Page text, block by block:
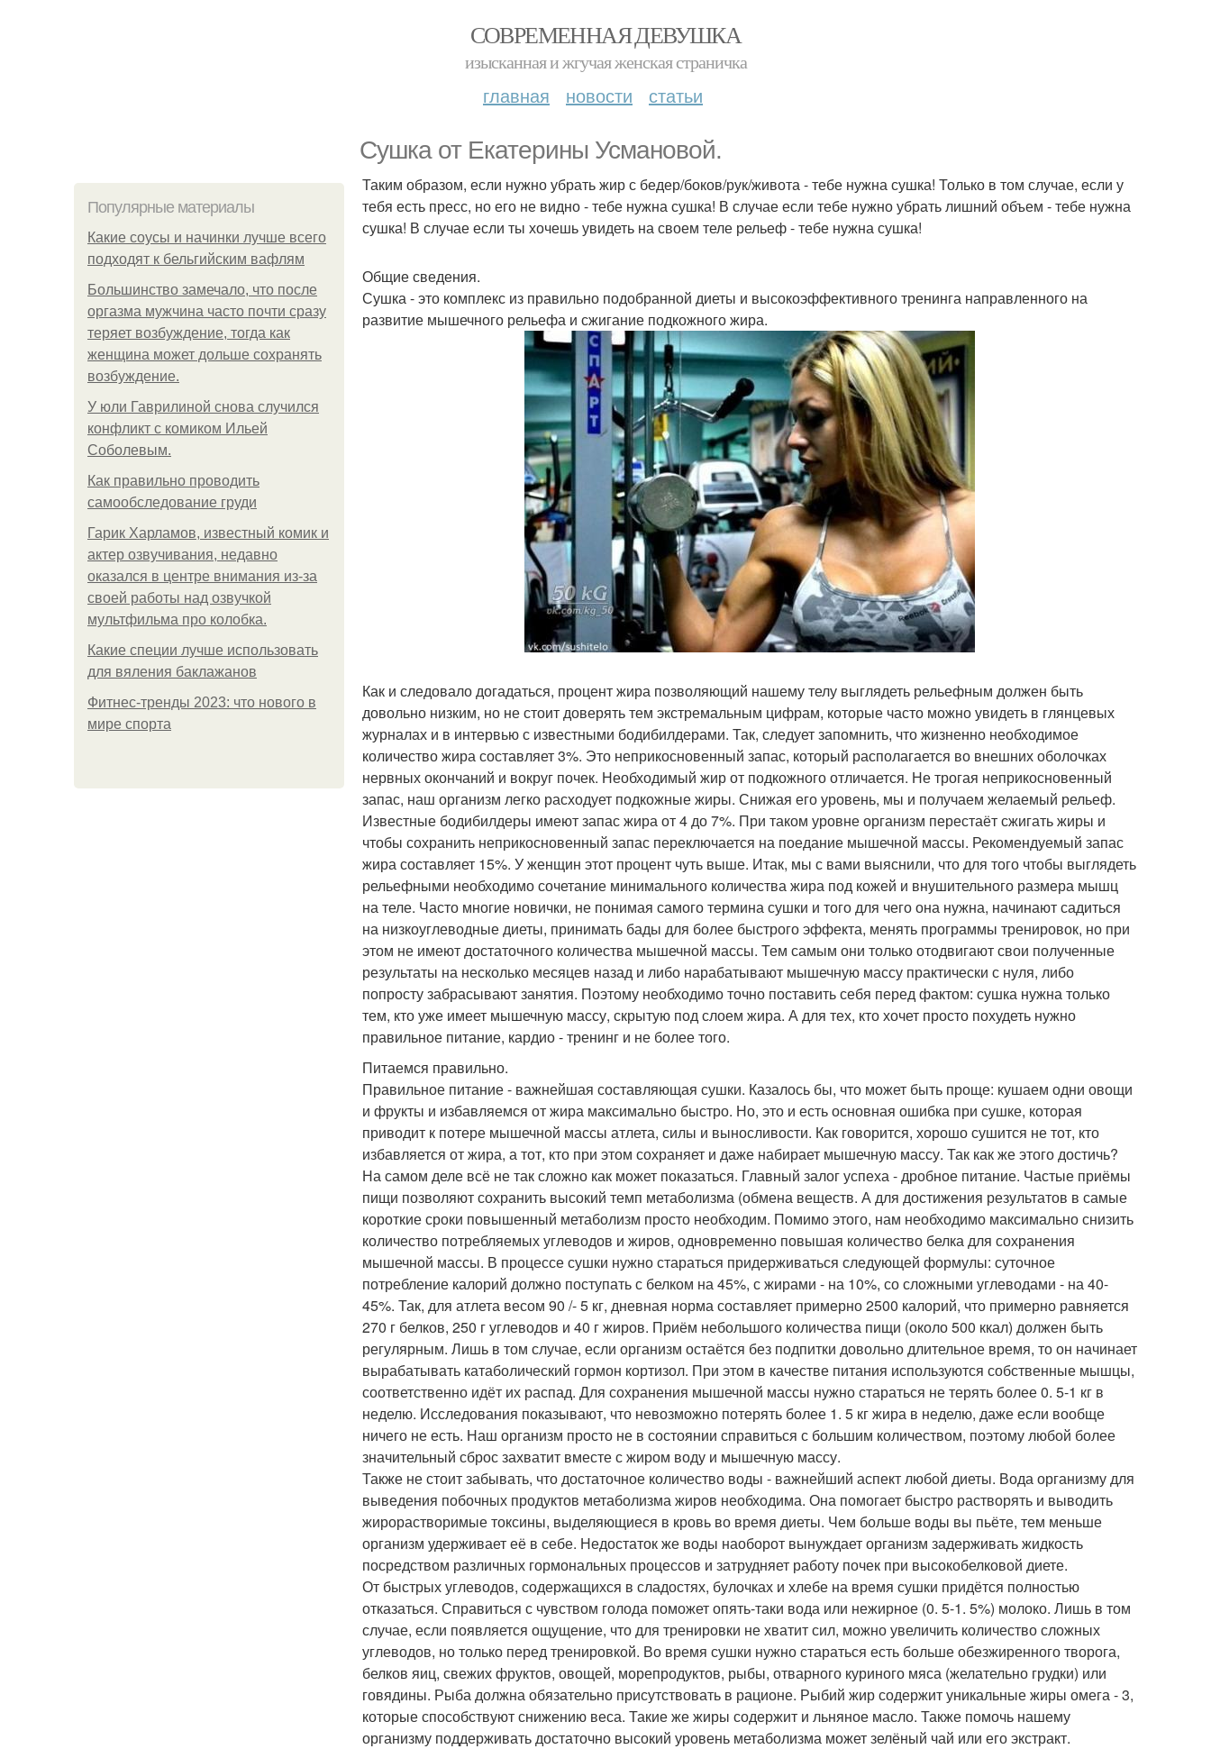
СОВРЕМЕННАЯ ДЕВУШКА
изысканная и жгучая женская страничка
главная новости статьи
Сушка от Екатерины Усмановой.
Популярные материалы
Какие соусы и начинки лучше всего
подходят к бельгийским вафлям
Большинство замечало, что после
оргазма мужчина часто почти сразу
теряет возбуждение, тогда как
женщина может дольше сохранять
возбуждение.
У юли Гаврилиной снова случился
конфликт с комиком Ильей
Соболевым.
Как правильно проводить
самообследование груди
Гарик Харламов, известный комик и
актер озвучивания, недавно
оказался в центре внимания из-за
своей работы над озвучкой
мультфильма про колобка.
Какие специи лучше использовать
для вяления баклажанов
Фитнес-тренды 2023: что нового в
мире спорта
Таким образом, если нужно убрать жир с бедер/боков/рук/живота - тебе нужна сушка! Только в том случае, если у
тебя есть пресс, но его не видно - тебе нужна сушка! В случае если тебе нужно убрать лишний объем - тебе нужна
сушка! В случае если ты хочешь увидеть на своем теле рельеф - тебе нужна сушка!
Общие сведения.
Сушка - это комплекс из правильно подобранной диеты и высокоэффективного тренинга направленного на
развитие мышечного рельефа и сжигание подкожного жира.
Как и следовало догадаться, процент жира позволяющий нашему телу выглядеть рельефным должен быть
довольно низким, но не стоит доверять тем экстремальным цифрам, которые часто можно увидеть в глянцевых
журналах и в интервью с известными бодибилдерами. Так, следует запомнить, что жизненно необходимое
количество жира составляет 3%. Это неприкосновенный запас, который располагается во внешних оболочках
нервных окончаний и вокруг почек. Необходимый жир от подкожного отличается. Не трогая неприкосновенный
запас, наш организм легко расходует подкожные жиры. Снижая его уровень, мы и получаем желаемый рельеф.
Известные бодибилдеры имеют запас жира от 4 до 7%. При таком уровне организм перестаёт сжигать жиры и
чтобы сохранить неприкосновенный запас переключается на поедание мышечной массы. Рекомендуемый запас
жира составляет 15%. У женщин этот процент чуть выше. Итак, мы с вами выяснили, что для того чтобы выглядеть
рельефными необходимо сочетание минимального количества жира под кожей и внушительного размера мышц
на теле. Часто многие новички, не понимая самого термина сушки и того для чего она нужна, начинают садиться
на низкоуглеводные диеты, принимать бады для более быстрого эффекта, менять программы тренировок, но при
этом не имеют достаточного количества мышечной массы. Тем самым они только отодвигают свои полученные
результаты на несколько месяцев назад и либо нарабатывают мышечную массу практически с нуля, либо
попросту забрасывают занятия. Поэтому необходимо точно поставить себя перед фактом: сушка нужна только
тем, кто уже имеет мышечную массу, скрытую под слоем жира. А для тех, кто хочет просто похудеть нужно
правильное питание, кардио - тренинг и не более того.
Питаемся правильно.
Правильное питание - важнейшая составляющая сушки. Казалось бы, что может быть проще: кушаем одни овощи
и фрукты и избавляемся от жира максимально быстро. Но, это и есть основная ошибка при сушке, которая
приводит к потере мышечной массы атлета, силы и выносливости. Как говорится, хорошо сушится не тот, кто
избавляется от жира, а тот, кто при этом сохраняет и даже набирает мышечную массу. Так как же этого достичь?
На самом деле всё не так сложно как может показаться. Главный залог успеха - дробное питание. Частые приёмы
пищи позволяют сохранить высокий темп метаболизма (обмена веществ. А для достижения результатов в самые
короткие сроки повышенный метаболизм просто необходим. Помимо этого, нам необходимо максимально снизить
количество потребляемых углеводов и жиров, одновременно повышая количество белка для сохранения
мышечной массы. В процессе сушки нужно стараться придерживаться следующей формулы: суточное
потребление калорий должно поступать с белком на 45%, с жирами - на 10%, со сложными углеводами - на 40-
45%. Так, для атлета весом 90 /- 5 кг, дневная норма составляет примерно 2500 калорий, что примерно равняется
270 г белков, 250 г углеводов и 40 г жиров. Приём небольшого количества пищи (около 500 ккал) должен быть
регулярным. Лишь в том случае, если организм остаётся без подпитки довольно длительное время, то он начинает
вырабатывать катаболический гормон кортизол. При этом в качестве питания используются собственные мышцы,
соответственно идёт их распад. Для сохранения мышечной массы нужно стараться не терять более 0. 5-1 кг в
неделю. Исследования показывают, что невозможно потерять более 1. 5 кг жира в неделю, даже если вообще
ничего не есть. Наш организм просто не в состоянии справиться с большим количеством, поэтому любой более
значительный сброс захватит вместе с жиром воду и мышечную массу.
Также не стоит забывать, что достаточное количество воды - важнейший аспект любой диеты. Вода организму для
выведения побочных продуктов метаболизма жиров необходима. Она помогает быстро растворять и выводить
жирорастворимые токсины, выделяющиеся в кровь во время диеты. Чем больше воды вы пьёте, тем меньше
организм удерживает её в себе. Недостаток же воды наоборот вынуждает организм задерживать жидкость
посредством различных гормональных процессов и затрудняет работу почек при высокобелковой диете.
От быстрых углеводов, содержащихся в сладостях, булочках и хлебе на время сушки придётся полностью
отказаться. Справиться с чувством голода поможет опять-таки вода или нежирное (0. 5-1. 5%) молоко. Лишь в том
случае, если появляется ощущение, что для тренировки не хватит сил, можно увеличить количество сложных
углеводов, но только перед тренировкой. Во время сушки нужно стараться есть больше обезжиренного творога,
белков яиц, свежих фруктов, овощей, морепродуктов, рыбы, отварного куриного мяса (желательно грудки) или
говядины. Рыба должна обязательно присутствовать в рационе. Рыбий жир содержит уникальные жиры омега - 3,
которые способствуют снижению веса. Такие же жиры содержит и льняное масло. Также помочь нашему
организму поддерживать достаточно высокий уровень метаболизма может зелёный чай или его экстракт.